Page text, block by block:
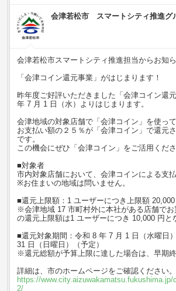
会津若松市 スマートシティ推進グ
会津若松市スマートシティ推進担当からお知ら
「会津コイン還元事業」がはじまります！
昨年度ご好評いただきました「会津コイン還
年 7 月 1 日（水）よりはじまります。
会津地域の対象店舗で「会津コイン」を使っ
お支払い額の２５％が「会津コイン」で還元
です。
この機会にぜひ「会津コイン」をご活用くださ
■対象者
市内対象店舗において、会津コインによる支
※お住まいの地域は問いません。
■還元上限額：1 ユーザーにつき上限額 20,000
※会津地域 17 市町村外に本社がある店舗で
の還元上限額は1 ユーザーにつき 10,000 円と
■還元対象期間：令和 8 年 7 月 1 日（水曜日
31 日（日曜日）（予定）
※還元総額が予算上限に達した場合は、早期終
詳細は、市のホームページをご確認ください。
https://www.city.aizuwakamatsu.fukushima.jp/
2/